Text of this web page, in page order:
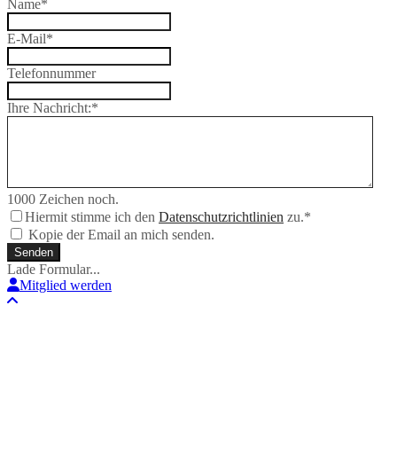
Name*
E-Mail*
Telefonnummer
Ihre Nachricht:*
1000 Zeichen noch.
Hiermit stimme ich den Datenschutzrichtlinien zu.*
Kopie der Email an mich senden.
Senden
Lade Formular...
Mitglied werden